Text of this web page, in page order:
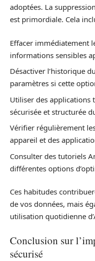
adoptées. La
est primordiale. Cela
Effacer immédiatement
informations sensibles
Désactiver l’historique
paramètres si cette
Utiliser des applications
sécurisée et structurée
Vérifier régulièrement
appareil et des
Consulter des tutoriels
différentes options
Ces habitudes
de vos données, mais
utilisation quotidienne
Conclusion sur
sécurisé